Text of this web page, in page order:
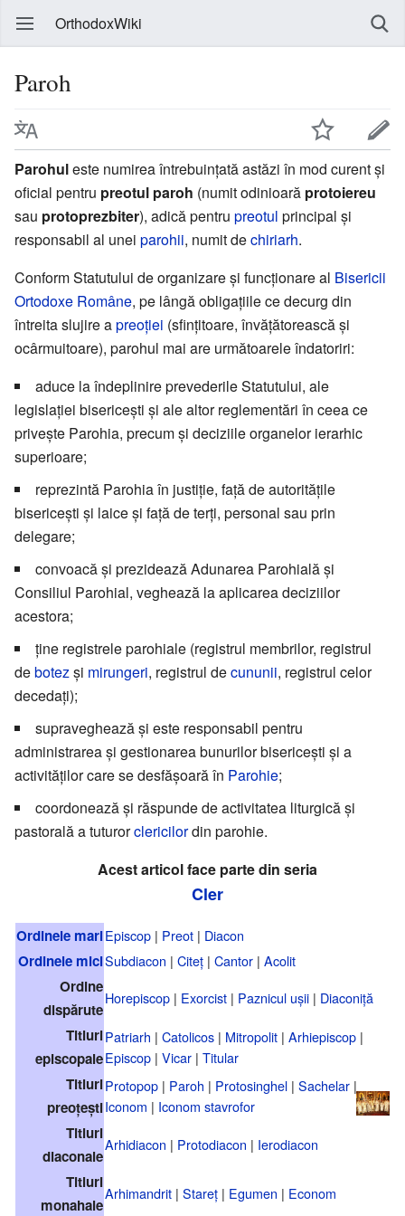
OrthodoxWiki
Paroh
Parohuleste numirea întrebuințată astăzi în mod curent și
oficial pentru preotul paroh (numit odinioară protoiereu
sau protoprezbiter), adică pentru preotul principal și
responsabil al unei parohii, numit dechiriarh.
Conform Statutului de organizare și funcționare al Bisericii
Ortodoxe Române, pe lângă obligațiile ce decurg din
întreita slujire apreoției (sfințitoare, învățătorească și
ocârmuitoare), parohul mai are ur­mă­­toarele îndatoriri:
aduce la îndeplinire prevederile Statutului, ale
legislației bisericești și ale altor reglementări în ceea ce
privește Parohia, precum și deciziile organelor ierarhic
superioare;
reprezintă Parohia în justiție, față de autoritățile
bisericești și laice și față de terți, personal sau prin
delegare;
convoacă și prezidează Adunarea Parohială și
Consiliul Parohial, veghează la aplicarea deciziilor
acestora;
ține registrele parohiale (registrul membrilor, registrul
debotez și mirungeri, registrul decununii, registrul celor
decedați);
supraveghează și este responsabil pentru
administrarea și gestionarea bunurilor bisericești și a
activităților care se desfășoară în Parohie;
coordonează și răspunde de activitatea liturgică și
pastorală a tuturorclericilordin parohie.
Acest articol face parte din seria
Cler
Ordinele mariEpiscop | Preot | Diacon
Ordinele miciSubdiacon | Citeț | Cantor | Acolit
Ordine
dispărute
Horepiscop | Exorcist | Paznicul ușii | Diaconiță
Titluri
episcopale
Patriarh | Catolicos | Mitropolit | Arhiepiscop |
Episcop | Vicar | Titular
Titluri
preoțești
Protopop | Paroh | Protosinghel | Sachelar |
Iconom | Iconom stavrofor
Titluri
diaconale
Arhidiacon | Protodiacon | Ierodiacon
Titluri
monahale
Arhimandrit | Stareț | Egumen | Econom